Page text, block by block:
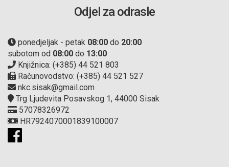
Odjel za odrasle
ponedjeljak - petak 08:00 do 20:00
subotom od 08:00 do 13:00
Knjižnica: (+385) 44 521 803
Računovodstvo: (+385) 44 521 527
nkc.sisak@gmail.com
Trg Ljudevita Posavskog 1, 44000 Sisak
57078326972
HR7924070001839100007